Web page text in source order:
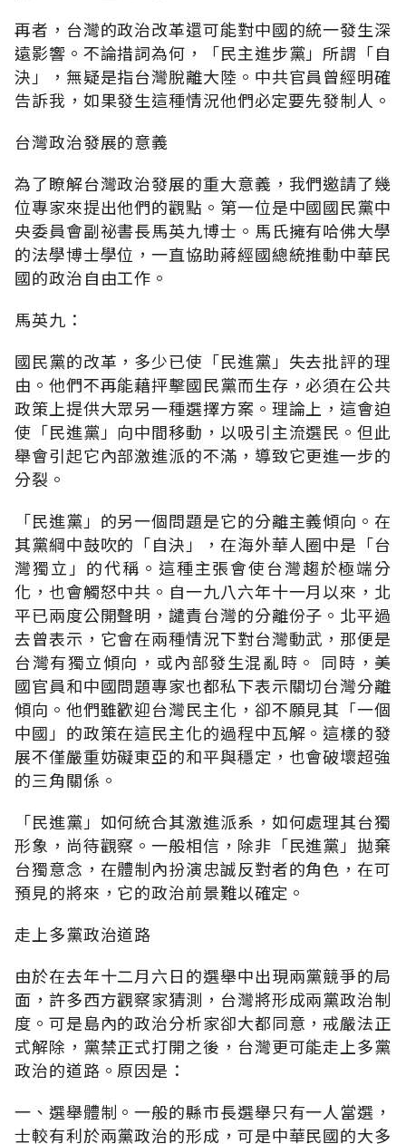
再者，台灣的政治改革還可能對中國的統一發生深
遠影響。不論措詞為何，「民主進步黨」所謂「自
決」，無疑是指台灣脫離大陸。中共官員曾經明確
告訴我，如果發生這種情況他們必定要先發制人。
台灣政治發展的意義
為了瞭解台灣政治發展的重大意義，我們邀請了幾
位專家來提出他們的觀點。第一位是中國國民黨中
央委員會副祕書長馬英九博士。馬氏擁有哈佛大學
的法學博士學位，一直協助蔣經國總統推動中華民
國的政治自由工作。
馬英九：
國民黨的改革，多少已使「民進黨」失去批評的理
由。他們不再能藉抨擊國民黨而生存，必須在公共
政策上提供大眾另一種選擇方案。理論上，這會迫
使「民進黨」向中間移動，以吸引主流選民。但此
舉會引起它內部激進派的不滿，導致它更進一步的
分裂。
「民進黨」的另一個問題是它的分離主義傾向。在
其黨綱中鼓吹的「自決」，在海外華人圈中是「台
灣獨立」的代稱。這種主張會使台灣趨於極端分
化，也會觸怒中共。自一九八六年十一月以來，北
平已兩度公開聲明，譴責台灣的分離份子。北平過
去曾表示，它會在兩種情況下對台灣動武，那便是
台灣有獨立傾向，或內部發生混亂時。 同時，美
國官員和中國問題專家也都私下表示關切台灣分離
傾向。他們雖歡迎台灣民主化，卻不願見其「一個
中國」的政策在這民主化的過程中瓦解。這樣的發
展不僅嚴重妨礙東亞的和平與穩定，也會破壞超強
的三角關係。
「民進黨」如何統合其激進派系，如何處理其台獨
形象，尚待觀察。一般相信，除非「民進黨」拋棄
台獨意念，在體制內扮演忠誠反對者的角色，在可
預見的將來，它的政治前景難以確定。
走上多黨政治道路
由於在去年十二月六日的選舉中出現兩黨競爭的局
面，許多西方觀察家猜測，台灣將形成兩黨政治制
度。可是島內的政治分析家卻大都同意，戒嚴法正
式解除，黨禁正式打開之後，台灣更可能走上多黨
政治的道路。原因是：
一、選舉體制。一般的縣市長選舉只有一人當選，
士較有利於兩黨政治的形成，可是中華民國的大多